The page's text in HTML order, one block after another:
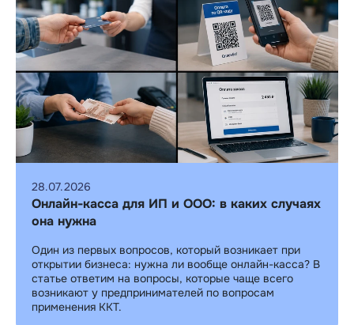
28.07.2026
Онлайн-касса для ИП и ООО: в каких случаях
она нужна
Один из первых вопросов, который возникает при
открытии бизнеса: нужна ли вообще онлайн-касса? В
статье ответим на вопросы, которые чаще всего
возникают у предпринимателей по вопросам
применения ККТ.